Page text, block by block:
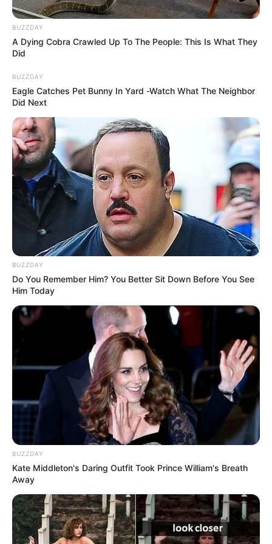
(X) BancoRepublica
Banco de la República da servicio gratis a futuros
administradores
Cristhiam Martínez
Octubre 29, 2025
COMPARTIR
UNIRSE AL CANAL DE WHATSAPP
El aprendizaje económico ya no será solo cosa de libros.
Banco de la Repúblicaacaba de abrir en Cúcuta una
nueva sede de suExhibición Monetaria Interactiva (EMI)
un espacio gratuito y participativo donde estudiantes,
docentes y curiosos pueden entender cómo funcionan las
decisiones que mueven el bolsillo del país.
Le puede interesar:
ganó con proyecto para jóvenes
Una experiencia para aprender
jugando
BUZZDAY
A Dying Cobra Crawled Up To The People: This Is What They
Did
BUZZDAY
Eagle Catches Pet Bunny In Yard -Watch What The Neighbor
Did Next
BUZZDAY
Do You Remember Him? You Better Sit Down Before You See
Him Today
BUZZDAY
Kate Middleton's Daring Outfit Took Prince William's Breath
Away